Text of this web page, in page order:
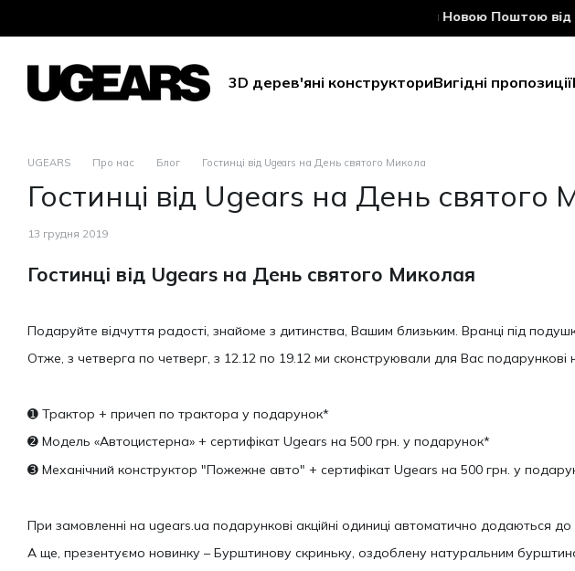
Безкоштовна доставка Новою Поштою від
3D дерев'яні конструкториВигідні пропозиції
UGEARS Про нас Блог Гостинці від Ugears на День святого Микола
Гостинці від Ugears на День святого
13 грудня 2019
Гостинці від Ugears на День святого Миколая
Подаруйте відчуття радості, знайоме з дитинства, Вашим близьким. Вранці під
Отже, з четверга по четверг, з 12.12 по 19.12 ми сконструювали для Вас подарункові
➊ Трактор + причеп по трактора у подарунок*
➋ Модель «Автоцистерна» + сертифікат Ugears на 500 грн. у подарунок*
➌ Механічний конструктор "Пожежне авто" + сертифікат Ugears на 500 грн. у
При замовленні на ugears.ua подарункові акційні одиниці автоматично додаються
А ще, презентуємо новинку – Бурштинову скриньку, оздоблену натуральним